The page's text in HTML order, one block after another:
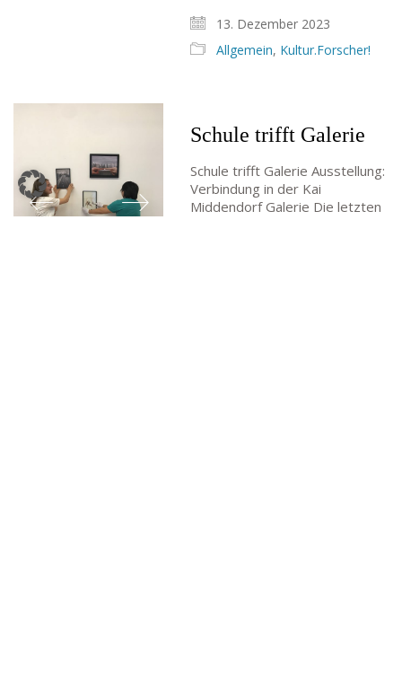
13. Dezember 2023
Allgemein, Kultur.Forscher!
Schule trifft Galerie
Schule trifft Galerie Ausstellung:
Verbindung in der Kai
Middendorf Galerie Die letzten
(StD’n)
© Goethe-Gymnasium 2025